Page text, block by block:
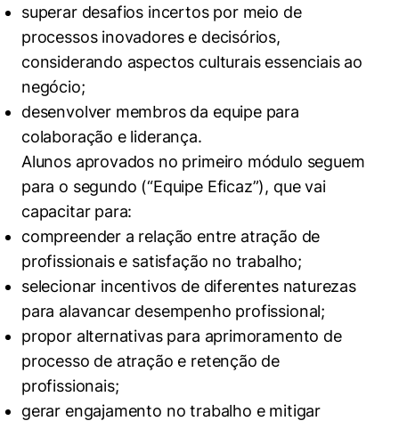
superar desafios incertos por meio de
processos inovadores e decisórios,
considerando aspectos culturais essenciais ao
negócio;
desenvolver membros da equipe para
colaboração e liderança.
Alunos aprovados no primeiro módulo seguem
para o segundo (“Equipe Eficaz”), que vai
capacitar para:
compreender a relação entre atração de
profissionais e satisfação no trabalho;
selecionar incentivos de diferentes naturezas
para alavancar desempenho profissional;
propor alternativas para aprimoramento de
processo de atração e retenção de
profissionais;
gerar engajamento no trabalho e mitigar